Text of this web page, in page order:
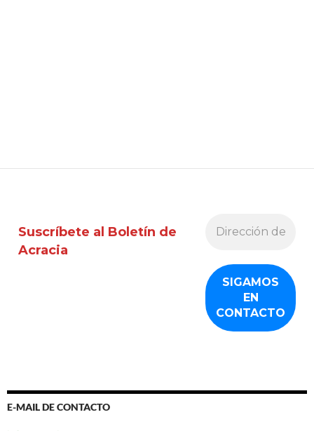
Suscríbete al Boletín de
Acracia
E-MAIL DE CONTACTO